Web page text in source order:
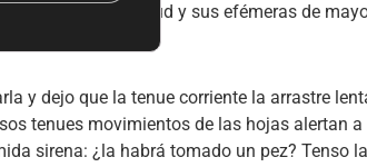
de mi juventud y sus efémeras de
y dejo que la tenue corriente la arrastre
tenues movimientos de las hojas alertan
sirena: ¿la habrá tomado un pez? Tenso